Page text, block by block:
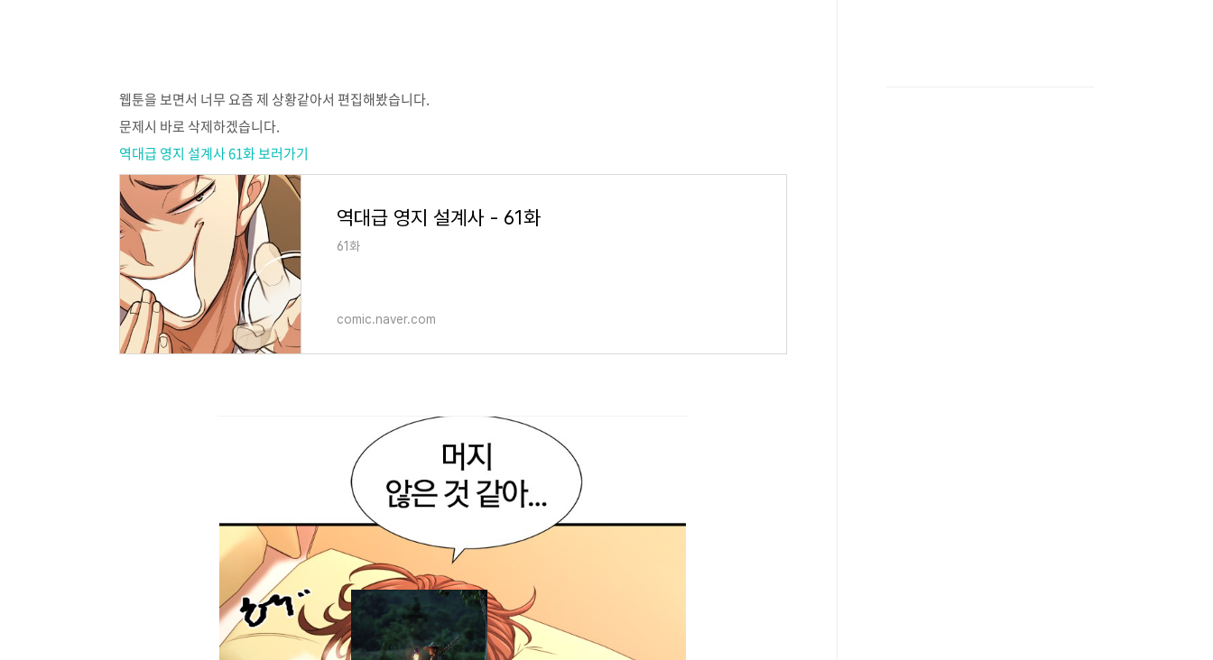
웹툰을 보면서 너무 요즘 제 상황같아서 편집해봤습니다.
문제시 바로 삭제하겠습니다.
역대급 영지 설계사 61화 보러가기
역대급 영지 설계사 - 61화
61화
comic.naver.com